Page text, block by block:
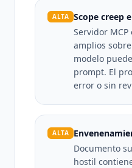
ALTA Scope creep
Servidor
amplios
modelo
prompt. El
error o sin
ALTA
Documento
hostil